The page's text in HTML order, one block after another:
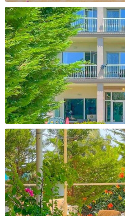
За уплата
36.000 - 39.000 ден
Cashback
2400 ден
За уплата
42.000 - 45.000 ден
Cashback
2800 ден
За уплата
65.000 - 85.000 ден
Cashback
3700 ден